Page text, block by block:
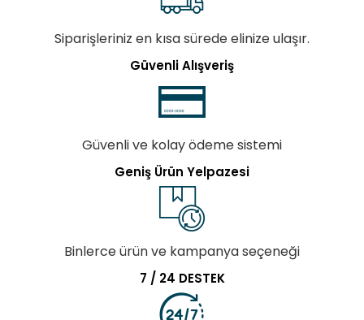
Siparişleriniz en kısa sürede elinize ulaşır.
Güvenli Alışveriş
Güvenli ve kolay ödeme sistemi
Geniş Ürün Yelpazesi
Binlerce ürün ve kampanya seçeneği
7 / 24 DESTEK